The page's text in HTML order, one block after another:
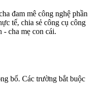
đam mê công nghệ phần
tế, chia sẻ công cụ công
- cha mẹ con cái.
bố. Các trường bắt buộc